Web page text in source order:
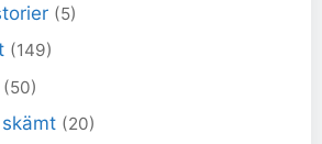
(5)
(149)
(50)
(20)